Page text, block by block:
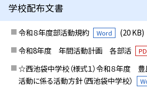
学校配布文書
令和８年度部活動規約 Word
(20 KB)
令和8年度 年間活動計画 各部活
☆西池袋中学校（様式１）令和８年度
活動に係る活動方針（西池袋中学校）